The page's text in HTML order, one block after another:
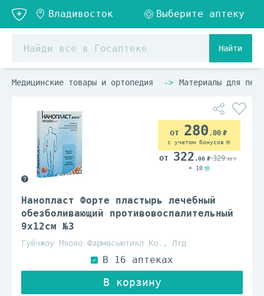
Найти
Медицинские товары и ортопедия Материалы для
Нанопласт Форте пластырь лечебный
обезболивающий противовоспалительный
9x12см №3
Гуйчжоу Мяояо Фармасьютикл Ко., Лтд
280 .00
с учетом бонусов
322 .00 329.00
+ 10